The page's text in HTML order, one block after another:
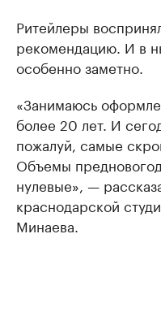
Ритейлеры
рекомендацию. И в
особенно заметно.
«Занимаюсь
более 20 лет. И
пожалуй, самые
Объемы
нулевые», —
краснодарской
Минаева.